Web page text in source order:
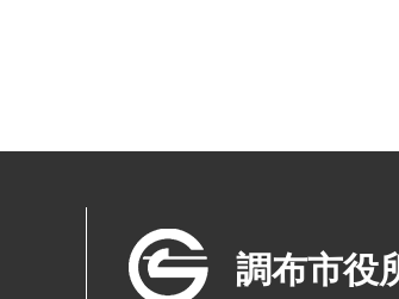
調布市役